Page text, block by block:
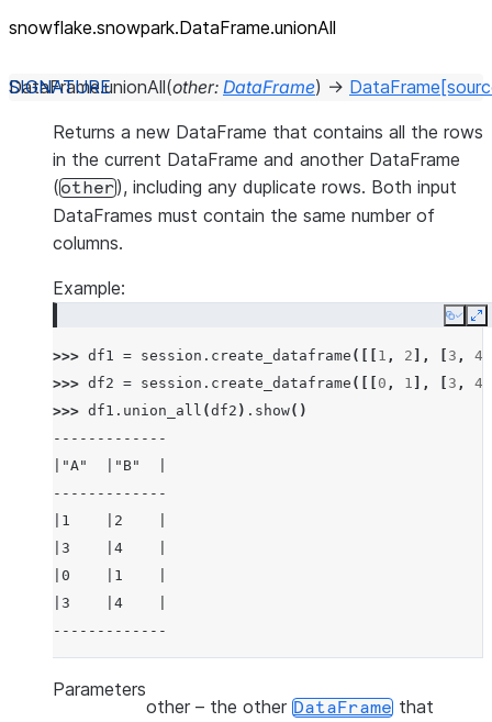
snowflake.snowpark.DataFrame.unionAll
DataFrame.unionAll(other: DataFrame) → DataFrame
Returns a new DataFrame that contains all the rows
in the current DataFrame and another DataFrame
(other), including any duplicate rows. Both input
DataFrames must contain the same number of
columns.
Example:
Copy
>>> df1 = session . create_dataframe ([[ 1 , 2 ], 3 , 4
>>> df2 = session . create_dataframe ([[ 0 , 1 ], 3 , 4
>>> df1 . union_all (df2 ) . show()
-------------
|"A"  |"B"  |
-------------
|1    |2    |
|3    |4    |
|0    |1    |
|3    |4    |
-------------
Parameters
other – the other DataFrame that